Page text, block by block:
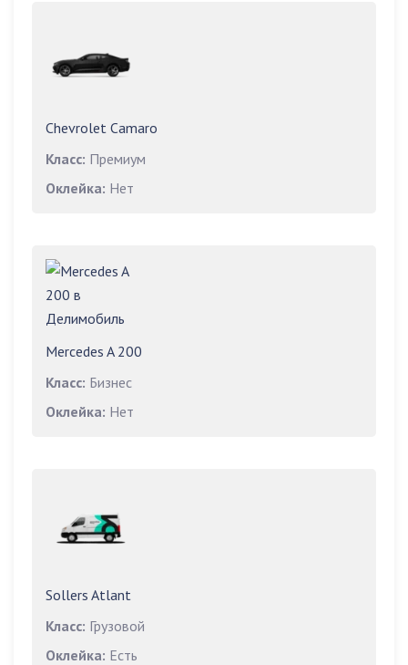
Chevrolet Camaro
Класс: Премиум
Оклейка: Нет
Mercedes A 200
Класс: Бизнес
Оклейка: Нет
Sollers Atlant
Класс: Грузовой
Оклейка: Есть